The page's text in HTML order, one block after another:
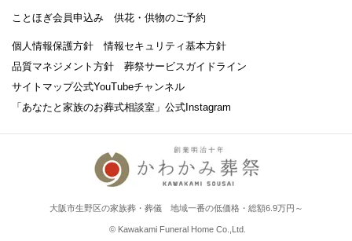
ことほぎ会員申込み 供花・供物のご予約
個人情報保護方針
情報セキュリティ基本方針
品質マネジメント方針
葬祭サービスガイドライン
サイトマップ公式YouTubeチャンネル
「あなたと家族のお葬式相談室」 公式Instagram
大阪市生野区の家族葬・葬儀 地域一番の低価格・総額6.9万円～
© Kawakami Funeral Home Co.,Ltd.